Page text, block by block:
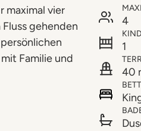
maximal vier
gehenden
Familie und
4
1
40